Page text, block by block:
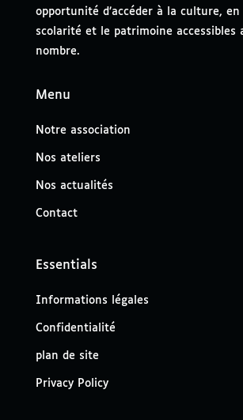
opportunité d’accéder à la culture,
scolarité et le patrimoine accessibles
nombre.
Menu
Notre association
Nos ateliers
Nos actualités
Contact
Essentials
Informations légales
Confidentialité
plan de site
Privacy Policy